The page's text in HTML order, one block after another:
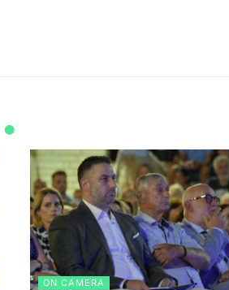
.
ON CAMERA